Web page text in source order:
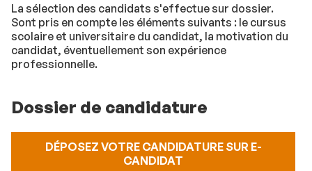
La sélection des candidats s'effectue sur dossier.
Sont pris en compte les éléments suivants : le cursus
scolaire et universitaire du candidat, la motivation du
candidat, éventuellement son expérience
professionnelle.
Dossier de candidature
DÉPOSEZ VOTRE CANDIDATURE SUR E-
CANDIDAT